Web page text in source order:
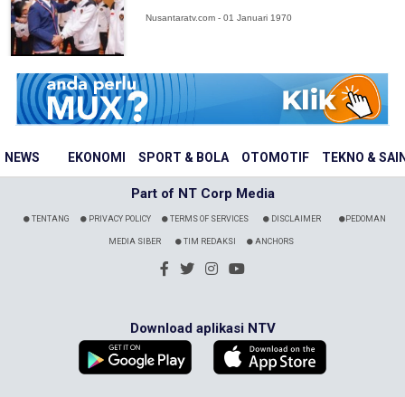
NEWS EKONOMI SPORT & BOLA OTOMOTIF TEKNO &
Nusantaratv.com - 01 Januari 1970
Part of NT Corp Media
TENTANG PRIVACY POLICY TERMS OF SERVICES DISCLAIMER PEDOMAN
MEDIA SIBER TIM REDAKSI ANCHORS
Download aplikasi NTV